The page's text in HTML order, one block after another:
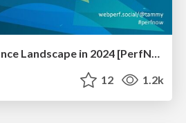
12 1.2k